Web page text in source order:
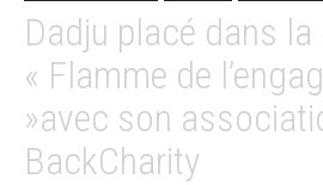
Dadju placé dans
« Flamme de
»avec son
BackCharity